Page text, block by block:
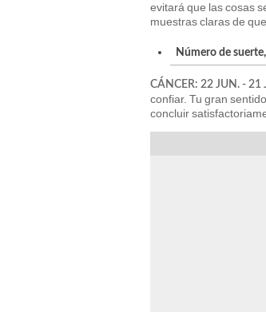
evitará que las cosas
muestras claras de
Número de
CÁNCER: 22 JUN. - 21
confiar. Tu gran
concluir